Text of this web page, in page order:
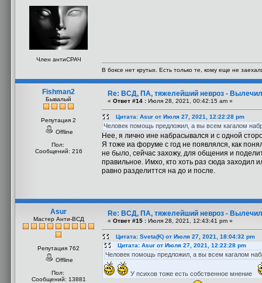
Член антиСРАЧ
В боксе нет крутых. Есть только те, кому еще не
Fishman2
Бывалый
Репутация 2
Offline
Пол:
Сообщений: 216
Re: ВСД, ПА, тяжелейший невроз -
« Ответ #14 : Июля 28, 2021, 00:42:15 am »
Цитата: Asur от Июля 27, 2021, 12:22:28 pm
Человек помощь предложил, а вы всем кагалом
Нее, я лично ине набрасывался и с одной
Я тоже иа форуме с год не появлялся, как
не было, сейчас захожу, для общения и
правильное. Имхо, кто хоть раз сюда заходил
равно разделиттся на до и после.
Asur
Мастер Анти-ВСД
Репутация 762
Offline
Пол:
Сообщений: 13881
Re: ВСД, ПА, тяжелейший невроз -
« Ответ #15 : Июля 28, 2021, 12:43:41 pm »
Цитата: Sveta(K) от Июля 27, 2021, 18:04:32 pm
Цитата: Asur от Июля 27, 2021, 12:22:28 pm
Человек помощь предложил, а вы всем кагалом
У психов тоже есть собственное мнение